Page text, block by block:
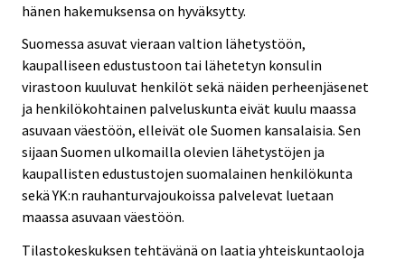
hänen hakemuksensa on hyväksytty.
Suomessa asuvat vieraan valtion lähetystöön,
kaupalliseen edustustoon tai lähetetyn konsulin
virastoon kuuluvat henkilöt sekä näiden perheenjäsenet
ja henkilökohtainen palveluskunta eivät kuulu maassa
asuvaan väestöön, elleivät ole Suomen kansalaisia. Sen
sijaan Suomen ulkomailla olevien lähetystöjen ja
kaupallisten edustustojen suomalainen henkilökunta
sekä YK:n rauhanturvajoukoissa palvelevat luetaan
maassa asuvaan väestöön.
Tilastokeskuksen tehtävänä on laatia yhteiskuntaoloja